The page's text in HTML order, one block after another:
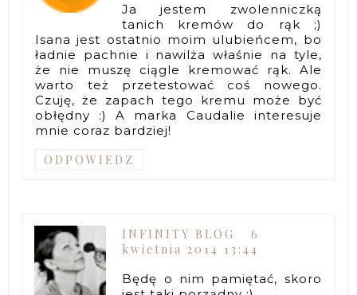
Ja jestem zwolenniczką
tanich kremów do rąk ;)
Isana jest ostatnio moim ulubieńcem, bo
ładnie pachnie i nawilża właśnie na tyle,
że nie muszę ciągle kremować rąk. Ale
warto też przetestować coś nowego.
Czuję, że zapach tego kremu może być
obłędny :) A marka Caudalie interesuje
mnie coraz bardziej!
ODPOWIEDZ
INFINITY BLOG
6
kwietnia 2014 13:44
Będę o nim pamiętać, skoro